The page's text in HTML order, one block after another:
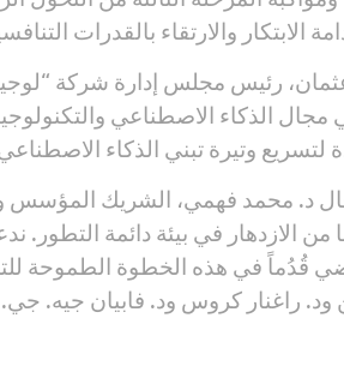
الابتكار والارتقاء بالقدرات
رئيس مجلس إدارة شركة “لوجيك
مجال الذكاء الاصطناعي
لتسريع وتيرة تبني الذكاء
د. محمد فهمي، الشريك المؤسس
من الازدهار في بيئة دائمة
قُدُماً في هذه الخطوة الطموحة
راغنار كروس ود. فابيان جيه. جي.